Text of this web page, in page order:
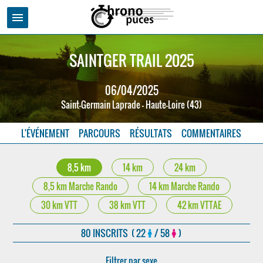
menu
SAINTGER TRAIL 2025
06/04/2025
Saint-Germain Laprade - Haute-Loire (43)
L'ÉVÉNEMENT PARCOURS RÉSULTATS COMMENTAIRES
8,5 km 14 km
24 km
8,5 km Marche Rando
14 km Marche Rando
30 km VTT
38 km VTT 42 km VTTAE
80 INSCRITS ( 22 / 58 )